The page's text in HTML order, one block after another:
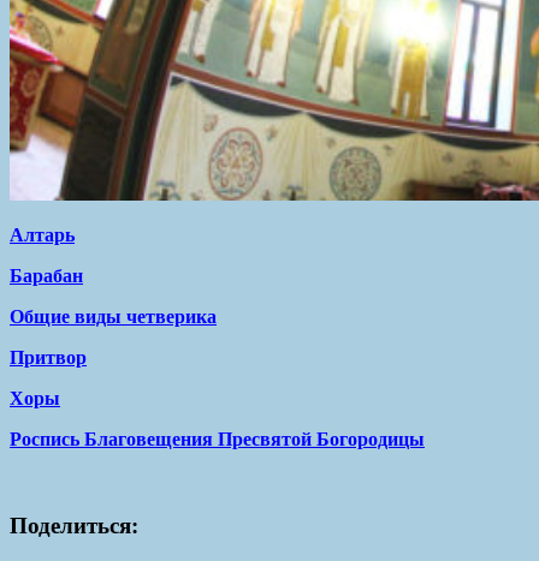
Алтарь
Барабан
Общие виды четверика
Притвор
Хоры
Роспись Благовещения Пресвятой Богородицы
Поделиться: